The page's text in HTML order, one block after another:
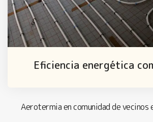
Eficiencia energética
Aerotermia en comunidad de vecinos